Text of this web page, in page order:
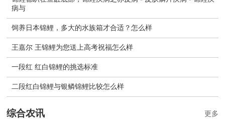
病与
饲养日本锦鲤，多大的水族箱才合适？怎么样
王嘉尔 王锦鲤为您送上高考祝福怎么样
一段红 红白锦鲤的挑选标准
二段红白锦鲤与银鳞锦鲤比较怎么样
综合农讯 更多